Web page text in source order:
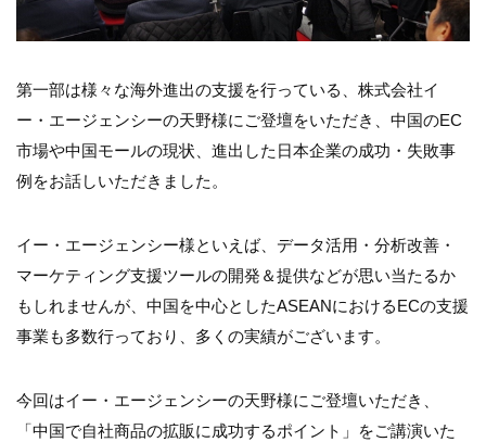
第一部は様々な海外進出の支援を行っている、株式会社イ
ー・エージェンシーの天野様にご登壇をいただき、中国のEC
市場や中国モールの現状、進出した日本企業の成功・失敗事
例をお話しいただきました。
イー・エージェンシー様といえば、データ活用・分析改善・
マーケティング支援ツールの開発＆提供などが思い当たるか
もしれませんが、中国を中心としたASEANにおけるECの支援
事業も多数行っており、多くの実績がございます。
今回はイー・エージェンシーの天野様にご登壇いただき、
「中国で自社商品の拡販に成功するポイント」をご講演いた